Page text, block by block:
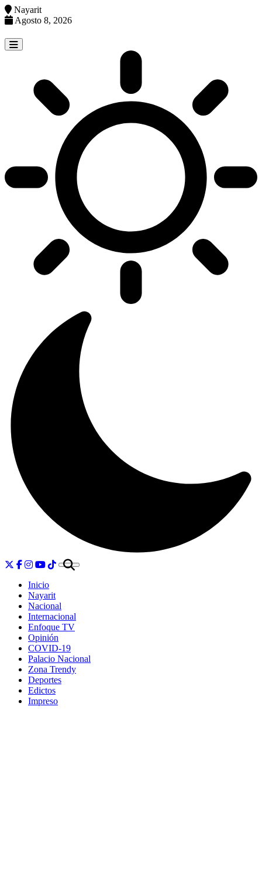
Nayarit
Agosto 8, 2026
to
content
Inicio
Nayarit
Nacional
Internacional
Enfoque TV
Opinión
COVID-19
Palacio Nacional
Zona Trendy
Deportes
Edictos
Impreso